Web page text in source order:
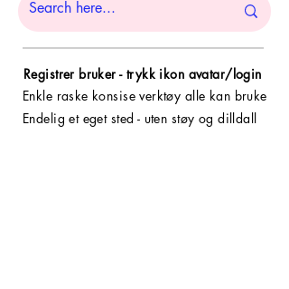
Registrer bruker - trykk ikon avatar/login
Enkle raske konsise verktøy alle kan bruke
Endelig et eget sted - uten støy og dilldall